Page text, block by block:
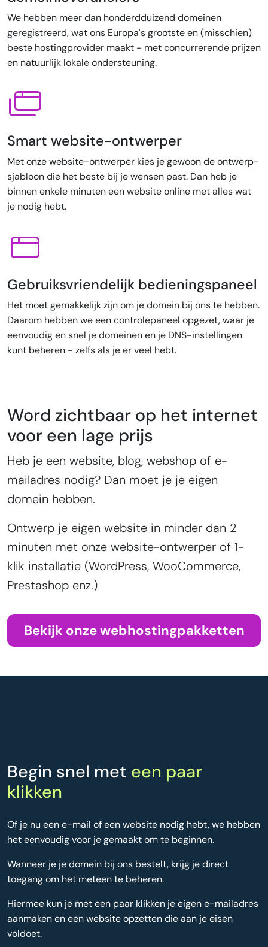
We hebben meer dan honderdduizend domeinen
geregistreerd, wat ons Europa's grootste en (misschien)
beste hostingprovider maakt - met concurrerende prijzen
en natuurlijk lokale ondersteuning.
Smart website-ontwerper
Met onze website-ontwerper kies je gewoon de ontwerp-
sjabloon die het beste bij je wensen past. Dan heb je
binnen enkele minuten een website online met alles wat
je nodig hebt.
Gebruiksvriendelijk bedieningspaneel
Het moet gemakkelijk zijn om je domein bij ons te hebben.
Daarom hebben we een controlepaneel opgezet, waar je
eenvoudig en snel je domeinen en je DNS-instellingen
kunt beheren - zelfs als je er veel hebt.
Word zichtbaar op het internet
voor een lage prijs
Heb je een website, blog, webshop of e-
mailadres nodig? Dan moet je je eigen
domein hebben.
Ontwerp je eigen website in minder dan 2
minuten met onze website-ontwerper of 1-
klik installatie (WordPress, WooCommerce,
Prestashop enz.)
Bekijk onze webhostingpakketten
Begin snel met een paar
klikken
Of je nu een e-mail of een website nodig hebt, we hebben
het eenvoudig voor je gemaakt om te beginnen.
Wanneer je je domein bij ons bestelt, krijg je direct
toegang om het meteen te beheren.
Hiermee kun je met een paar klikken je eigen e-mailadres
aanmaken en een website opzetten die aan je eisen
voldoet.